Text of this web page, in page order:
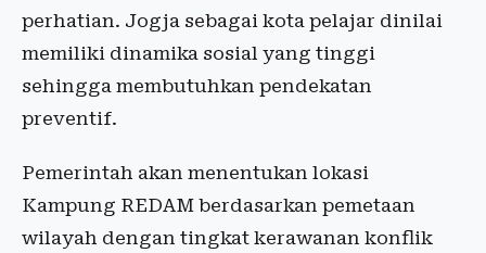
perhatian. Jogja sebagai kota pelajar dinilai
memiliki dinamika sosial yang tinggi
sehingga membutuhkan pendekatan
preventif.
Pemerintah akan menentukan lokasi
Kampung REDAM berdasarkan pemetaan
wilayah dengan tingkat kerawanan konflik